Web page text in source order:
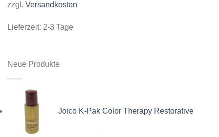
zzgl. Versandkosten
Lieferzeit: 2-3 Tage
Neue Produkte
Joico K-Pak Color Therapy Restorative